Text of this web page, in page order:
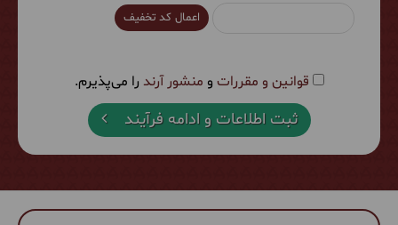
اعمال کد تخفیف
قوانین و مقررات و منشور آرند را می‌پذیرم.
ثبت اطلاعات و ادامه فرآیند